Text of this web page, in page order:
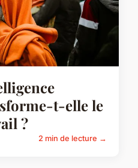
t-elle le
?
2 min de lecture →